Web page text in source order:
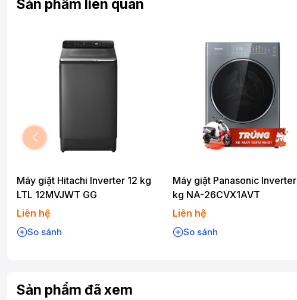
Sản phẩm liên quan
Máy giặt Hitachi Inverter 12 kg
LTL 12MVJWT GG
Liên hệ
So sánh
Máy giặt Panasonic Inverter
kg NA-26CVX1AVT
Liên hệ
So sánh
Sản phẩm đã xem